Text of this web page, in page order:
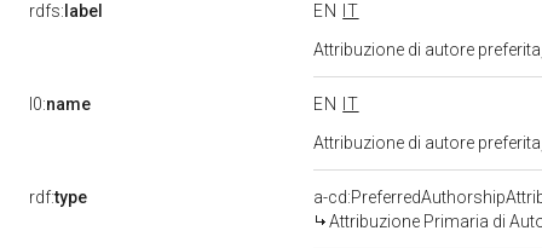
rdfs: label EN
IT
Attribuzione di autore
l0:name EN
IT
Attribuzione di autore
rdf:type
a-
Attribuzione Primaria di